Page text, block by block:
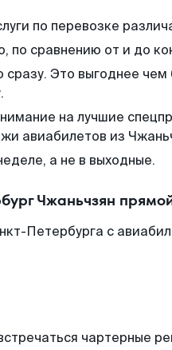
по перевозке
по сравнению от и до
сразу. Это выгоднее
на лучшие
авиабилетов из
а не в выходные.
Чжаньчзян
Петербурга с
чартерные